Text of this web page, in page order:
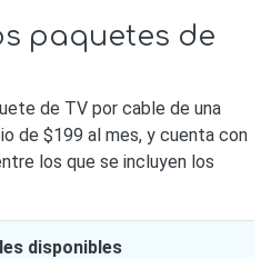
paquetes de
de TV por cable de una
de $199 al mes, y cuenta con
los que se incluyen los
disponibles